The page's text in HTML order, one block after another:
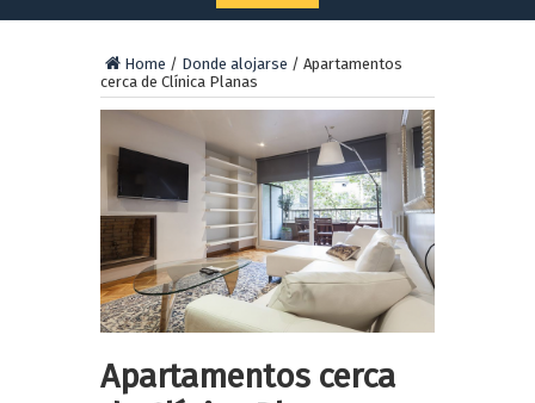
Home / Donde alojarse / Apartamentos
cerca de Clínica Planas
Apartamentos cerca